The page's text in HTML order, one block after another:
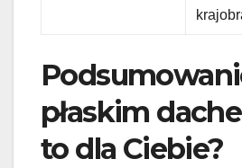
płaskim
to dla Ciebie?